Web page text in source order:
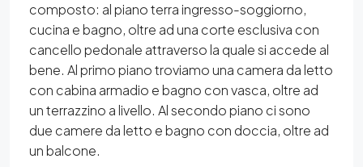
composto: al piano terra ingresso-soggiorno,
cucina e bagno, oltre ad una corte esclusiva con
cancello pedonale attraverso la quale si accede al
bene. Al primo piano troviamo una camera da letto
con cabina armadio e bagno con vasca, oltre ad
un terrazzino a livello. Al secondo piano ci sono
due camere da letto e bagno con doccia, oltre ad
un balcone.